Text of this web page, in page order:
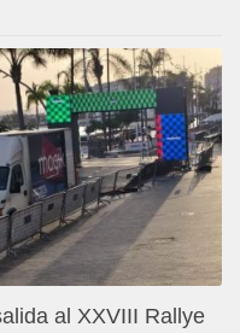
al XXVIII Rallye